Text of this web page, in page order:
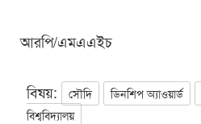
আরপি/এমএএইচ
বিষয়: সৌদি ডিনশিপ অ্যাওয়ার্ড
বিশ্ববিদ্যালয়